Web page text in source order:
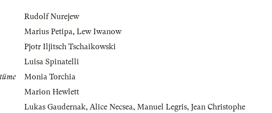
Rudolf Nurejew
Marius Petipa, Lew Iwanow
Pjotr Iljitsch Tschaikowski
Luisa Spinatelli
Monia Torchia
Marion Hewlett
Lukas Gaudernak, Alice Necsea, Manuel Legris, Jean Christophe